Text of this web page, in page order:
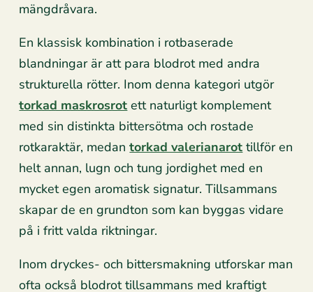
mängdråvara.
En klassisk kombination i rotbaserade
blandningar är att para blodrot med andra
strukturella rötter. Inom denna kategori utgör
torkad maskrosrot ett naturligt komplement
med sin distinkta bittersötma och rostade
rotkaraktär, medantorkad valerianarot tillför en
helt annan, lugn och tung jordighet med en
mycket egen aromatisk signatur. Tillsammans
skapar de en grundton som kan byggas vidare
på i fritt valda riktningar.
Inom dryckes- och bittersmakning utforskar man
ofta också blodrot tillsammans med kraftigt